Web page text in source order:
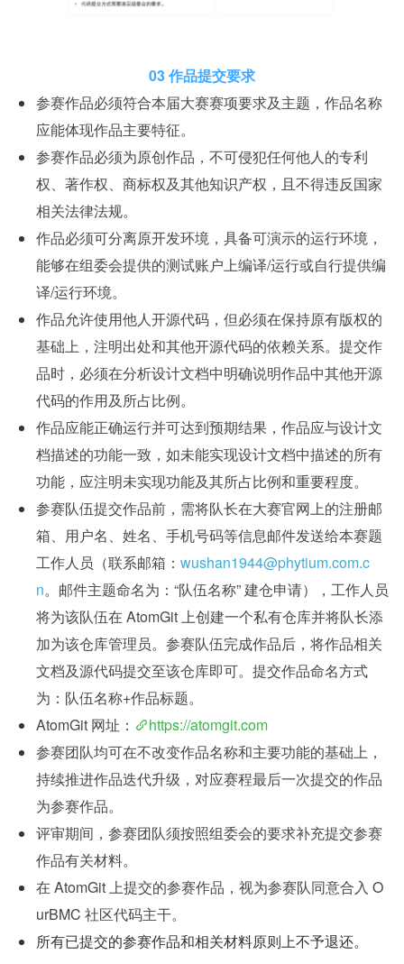
03 作品提交要求
参赛作品必须符合本届大赛赛项要求及主题，作品名称
应能体现作品主要特征。
参赛作品必须为原创作品，不可侵犯任何他人的专利
权、著作权、商标权及其他知识产权，且不得违反国家
相关法律法规。
作品必须可分离原开发环境，具备可演示的运行环境，
能够在组委会提供的测试账户上编译/运行或自行提供编
译/运行环境。
作品允许使用他人开源代码，但必须在保持原有版权的
基础上，注明出处和其他开源代码的依赖关系。提交作
品时，必须在分析设计文档中明确说明作品中其他开源
代码的作用及所占比例。
作品应能正确运行并可达到预期结果，作品应与设计文
档描述的功能一致，如未能实现设计文档中描述的所有
功能，应注明未实现功能及其所占比例和重要程度。
参赛队伍提交作品前，需将队长在大赛官网上的注册邮
箱、用户名、姓名、手机号码等信息邮件发送给本赛题
工作人员（联系邮箱： wushan1944@phytium.com.c
n。邮件主题命名为：“队伍名称” 建仓申请），工作人员
将为该队伍在 AtomGit 上创建一个私有仓库并将队长添
加为该仓库管理员。参赛队伍完成作品后，将作品相关
文档及源代码提交至该仓库即可。提交作品命名方式
为：队伍名称+作品标题。
AtomGit 网址：
https://atomgit.com
参赛团队均可在不改变作品名称和主要功能的基础上，
持续推进作品迭代升级，对应赛程最后一次提交的作品
为参赛作品。
评审期间，参赛团队须按照组委会的要求补充提交参赛
作品有关材料。
在 AtomGit 上提交的参赛作品，视为参赛队同意合入 O
urBMC 社区代码主干。
所有已提交的参赛作品和相关材料原则上不予退还。